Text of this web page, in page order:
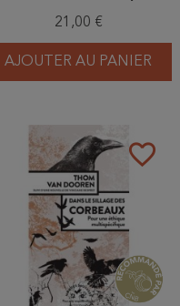
21,00 €
AJOUTER AU PANIER
favorite_border